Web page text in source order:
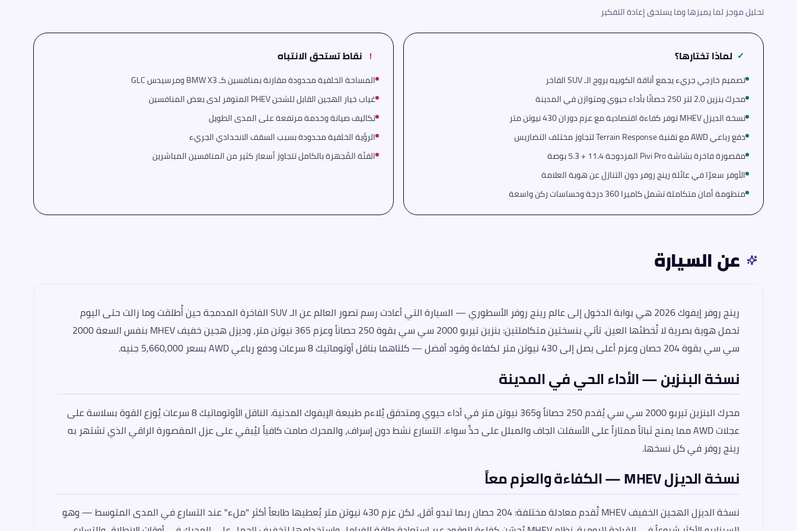
تحليل موجز لما يميزها وما يستحق إعادة التفكير
✓ لماذا تختارها؟
تصميم خارجي جريء يجمع أناقة الكوبيه بروح الـ SUV الفاخر
محرك بنزين 2.0 لتر 250 حصانًا بأداء حيوي ومتوازن في المدينة
نسخة الديزل MHEV توفر كفاءة اقتصادية مع عزم دوران 430 نيوتن متر
دفع رباعي AWD مع تقنية Terrain Response لتجاوز مختلف التضاريس
مقصورة فاخرة بشاشة Pivi Pro المزدوجة 11.4 + 5.3 بوصة
الأوفر سعرًا في عائلة رينج روفر دون التنازل عن هوية العلامة
منظومة أمان متكاملة تشمل كاميرا 360 درجة وحساسات ركن واسعة
! نقاط تستحق الانتباه
المساحة الخلفية محدودة مقارنة بمنافسين كـ BMW X3 ومرسيدس GLC
غياب خيار الهجين القابل للشحن PHEV المتوفر لدى بعض المنافسين
تكاليف صيانة وخدمة مرتفعة على المدى الطويل
الرؤية الخلفية محدودة بسبب السقف الانحدادي الجريء
الفئة المُجهزة بالكامل تتجاوز أسعار كثير من المنافسين المباشرين
عن السيارة
رينج روفر إيفوك 2026 هي بوابة الدخول إلى عالم رينج روفر الأسطوري — السيارة التي أعادت رسم تصور العالم عن الـ SUV الفاخرة المدمجة حين أُطلقت وما زالت حتى اليوم
تحمل هوية بصرية لا تُخطئها العين. تأتي بنسختين متكاملتين: بنزين تيربو 2000 سي سي بقوة 250 حصاناً وعزم 365 نيوتن متر، وديزل هجين خفيف MHEV بنفس السعة 2000
سي سي بقوة 204 حصان وعزم أعلى يصل إلى 430 نيوتن متر لكفاءة وقود أفضل — كلتاهما بناقل أوتوماتيك 8 سرعات ودفع رباعي AWD بسعر 5,660,000 جنيه.
نسخة البنزين — الأداء الحي في المدينة
محرك البنزين تيربو 2000 سي سي يُقدم 250 حصاناً و365 نيوتن متر في أداء حيوي ومتدفق يُلاءم طبيعة الإيفوك المدنية. الناقل الأوتوماتيك 8 سرعات يُوزع القوة بسلاسة على
عجلات AWD مما يمنح ثباتاً ممتازاً على الأسفلت الجاف والمبلل على حدٍّ سواء. التسارع نشط دون إسراف، والمحرك صامت كافياً ليُبقي على عزل المقصورة الراقي الذي تشتهر به
رينج روفر في كل نسخها.
نسخة الديزل MHEV — الكفاءة والعزم معاً
نسخة الديزل الهجين الخفيف MHEV تُقدم معادلة مختلفة: 204 حصان ربما تبدو أقل، لكن عزم 430 نيوتن متر يُعطيها طابعاً أكثر "ملء" عند التسارع في المدى المتوسط — وهو